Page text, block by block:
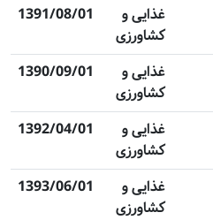
غذایی و
کشاورزی
1391/08/01
غذایی و
کشاورزی
1390/09/01
غذایی و
کشاورزی
1392/04/01
غذایی و
کشاورزی
1393/06/01